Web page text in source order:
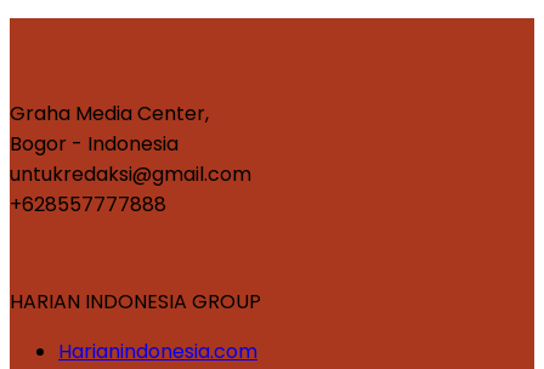
Graha Media Center,
Bogor - Indonesia
untukredaksi@gmail.com
+628557777888
HARIAN INDONESIA GROUP
Harianindonesia.com